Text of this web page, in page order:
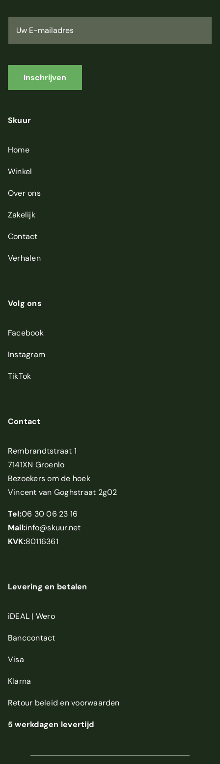
U
-
a
r
e
Inschrijven
Skuur
Home
Winkel
Over ons
Zakelijk
Contact
Verhalen
Volg ons
Facebook
Instagram
TikTok
Contact
Rembrandtstraat 1
7141XN Groenlo
Bezoekers om de hoek
Vincent van Goghstraat 2g02
Tel:06 30 06 23 16
Mail:info@skuur.net
KVK:80116361
Levering en betalen
iDEAL | Wero
Banccontact
Visa
Klarna
Retour beleid envoorwaarden
5 werkdagen levertijd